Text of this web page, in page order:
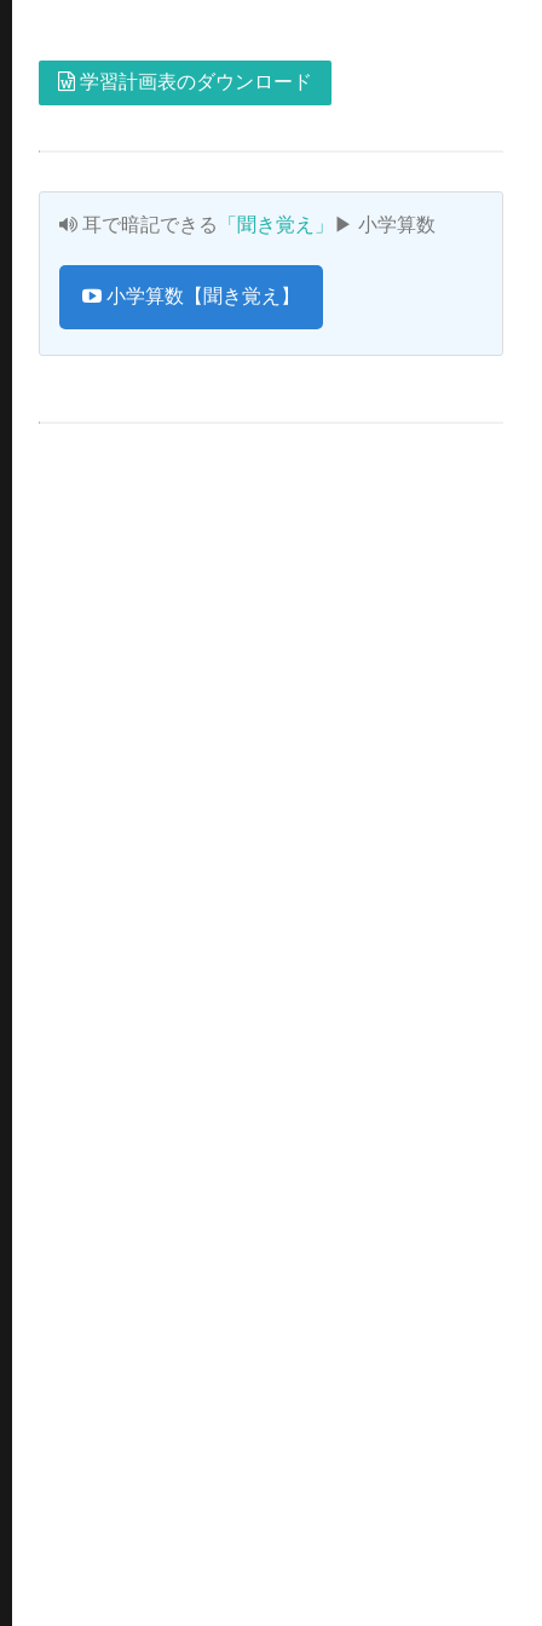
学習計画表のダウンロード
耳で暗記できる 「聞き覚え」 ▶ 小学算数
小学算数【聞き覚え】